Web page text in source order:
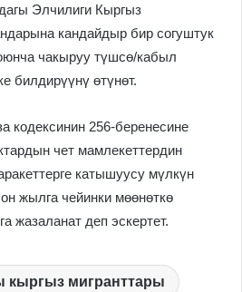
Элчилиги Кыргыз
кандайдыр бир согуштук
чакыруу түшсө/кабыл
билдирүүнү өтүнөт.
256-беренесине
чет мамлекеттердин
катышуусу мүлкүн
жылга чейинки мөөнөткө
жазаланат деп эскертет.
кыргыз мигранттары